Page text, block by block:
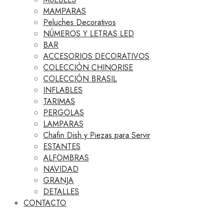
MAMPARAS
Peluches Decorativos
NÚMEROS Y LETRAS LED
BAR
ACCESORIOS DECORATIVOS
COLECCIÓN CHINORISE
COLECCIÓN BRASIL
INFLABLES
TARIMAS
PERGOLAS
LAMPARAS
Chafin Dish y Piezas para Servir
ESTANTES
ALFOMBRAS
NAVIDAD
GRANJA
DETALLES
CONTACTO